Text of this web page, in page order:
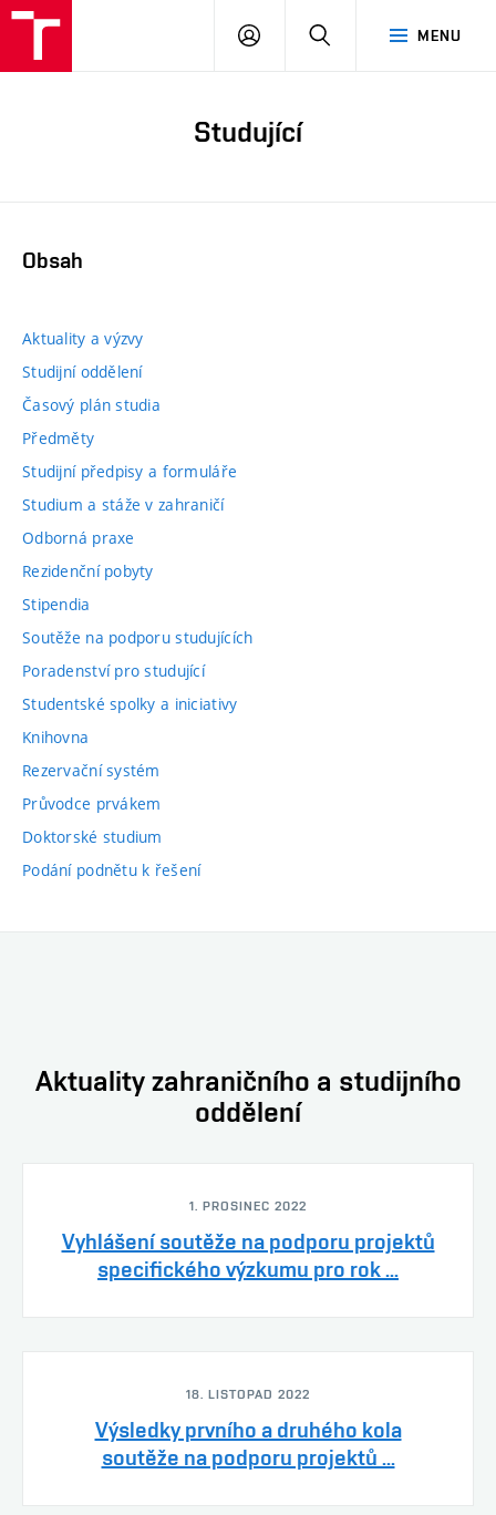
MENU
PŘIHLÁSIT
Studující
Obsah
Aktuality a výzvy
Studijní oddělení
Časový plán studia
Předměty
Studijní předpisy a formuláře
Studium a stáže v zahraničí
Odborná praxe
Rezidenční pobyty
Stipendia
Soutěže na podporu studujících
Poradenství pro studující
Studentské spolky a iniciativy
Knihovna
Rezervační systém
Průvodce prvákem
Doktorské studium
Podání podnětu k řešení
Aktuality zahraničního a studijního
oddělení
1. PROSINEC 2022
Vyhlášení soutěže na podporu projektů
specifického výzkumu pro rok ...
18. LISTOPAD 2022
Výsledky prvního a druhého kola
soutěže na podporu projektů ...